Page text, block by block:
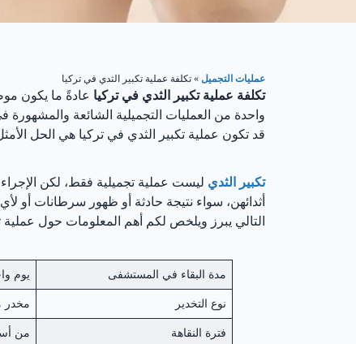
عمليات التجميل » تكلفة عملية تكبير الثدي في تركيا
تكلفة عملية تكبير الثدي في تركيا عادةً ما يكون
واحدة من العمليات التجميلية الشائعة
قد تكون عملية تكبير الثدي في تركيا هي الحل
تكبير الثدي ليست عملية تجميلية فقط، لكن
أثدائهن، سواء نتيجة حادثة أو ظهور سرطانات أو
التالي يبرز ويلخص لكم أهم المعلومات حول عملية
مدة البقاء في المستشفى يوم
نوع التخدير مخدر
فترة النقاهة من أسبوع